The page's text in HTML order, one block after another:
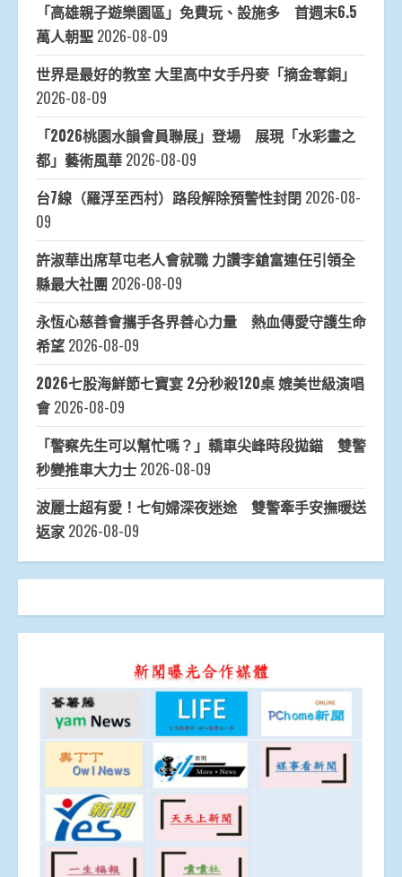
「高雄親子遊樂園區」免費玩、設施多 首週末6.5
萬人朝聖 2026-08-09
世界是最好的教室 大里高中女手丹麥「摘金奪銅」
2026-08-09
「2026桃園水韻會員聯展」登場 展現「水彩畫之
都」藝術風華 2026-08-09
台7線（羅浮至西村）路段解除預警性封閉 2026-08-
09
許淑華出席草屯老人會就職 力讚李鎗富連任引領全
縣最大社團 2026-08-09
永恆心慈善會攜手各界善心力量 熱血傳愛守護生命
希望 2026-08-09
2026七股海鮮節七寶宴 2分秒殺120桌 媲美世級演唱
會 2026-08-09
「警察先生可以幫忙嗎？」轎車尖峰時段拋錨 雙警
秒變推車大力士 2026-08-09
波麗士超有愛！七旬婦深夜迷途 雙警牽手安撫暖送
返家 2026-08-09